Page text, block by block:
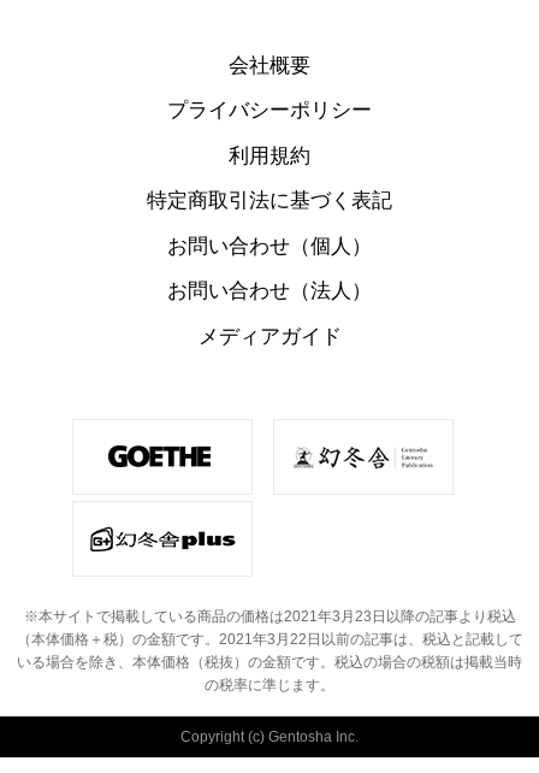
会社概要
プライバシーポリシー
利用規約
特定商取引法に基づく表記
お問い合わせ（個人）
お問い合わせ（法人）
メディアガイド
※本サイトで掲載している商品の価格は2021年3月23日以降の記事より税込
（本体価格＋税）の金額です。 2021年3月22日以前の記事は、税込と記載して
いる場合を除き、本体価格（税抜）の金額です。 税込の場合の税額は掲載当時
の税率に準じます。
Copyright (c) Gentosha Inc.